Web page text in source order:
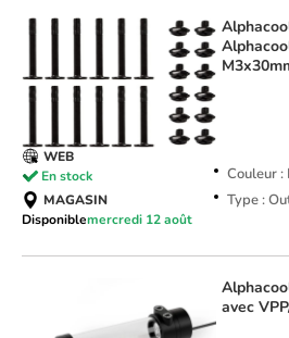
Couleur :
Type :
WEB
En stock
MAGASIN
Disponiblemercredi 12 août
avec